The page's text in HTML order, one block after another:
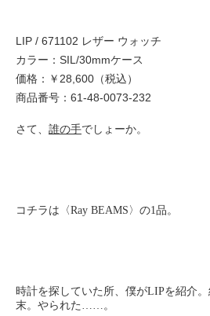
LIP / 671102 レザー ウォッチ
カラー：SIL/30mmケース
価格：￥28,600（税込）
商品番号：61-48-0073-232
さて、 誰の手でしょーか。
コチラは〈Ray BEAMS〉の1品。
時計を探していた所、僕がLIPを紹介
末。やられた……。